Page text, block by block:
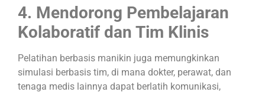
4. Mendorong Pembelajaran
Kolaboratif dan Tim Klinis
Pelatihan berbasis manikin juga memungkinkan
simulasi berbasis tim, di mana dokter, perawat, dan
tenaga medis lainnya dapat berlatih komunikasi,